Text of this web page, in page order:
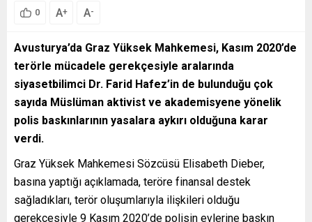
0 A+ A-
Avusturya’da Graz Yüksek Mahkemesi, Kasım 2020’de
terörle mücadele gerekçesiyle aralarında
siyasetbilimci Dr. Farid Hafez’in de bulunduğu çok
sayıda Müslüman aktivist ve akademisyene yönelik
polis baskınlarının yasalara aykırı olduğuna karar
verdi.
Graz Yüksek Mahkemesi Sözcüsü Elisabeth Dieber,
basına yaptığı açıklamada, teröre finansal destek
sağladıkları, terör oluşumlarıyla ilişkileri olduğu
gerekçesiyle 9 Kasım 2020’de polisin evlerine baskın